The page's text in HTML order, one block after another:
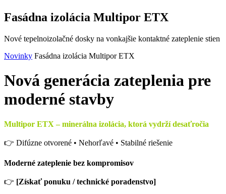
Fasádna izolácia Multipor ETX
Nové tepelnoizolačné dosky na vonkajšie kontaktné zateplenie stien
Novinky Fasádna izolácia Multipor ETX
Nová generácia zateplenia pre
moderné stavby
Multipor ETX – minerálna izolácia, ktorá vydrží desaťročia
👉 Difúzne otvorené • Nehorľavé • Stabilné riešenie
Moderné zateplenie bez kompromisov
👉 [Získať ponuku / technické poradenstvo]